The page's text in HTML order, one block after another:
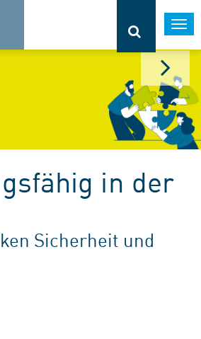
in der
Sicherheit und